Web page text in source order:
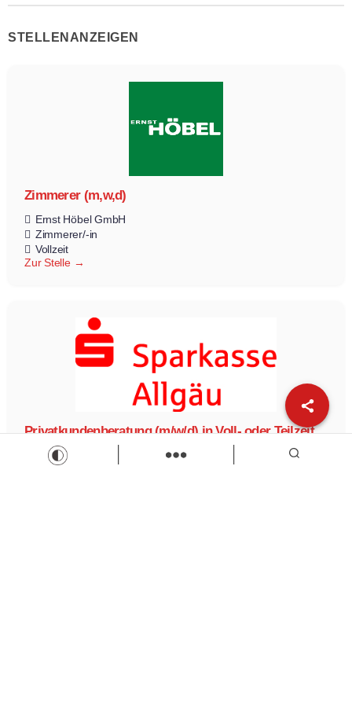
STELLENANZEIGEN
Zimmerer (m,w,d)
Ernst Höbel GmbH
Zimmerer/-in
Vollzeit
Zur Stelle
Privatkundenberatung (m/w/d) in Voll- oder Teilzeit
im Marktbereich Sonthofen